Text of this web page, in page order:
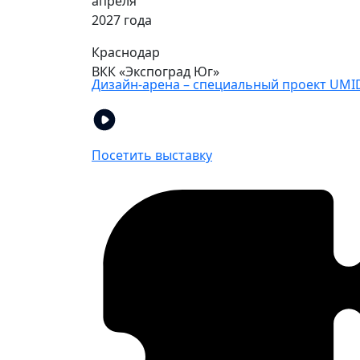
2027 года
Краснодар
ВКК «Экспоград Юг»
Дизайн-арена – специальный проект
Посетить выставку